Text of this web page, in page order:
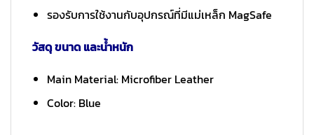
รองรับการใช้งานกับอุปกรณ์ที่มีแม่เหล็ก MagSafe
วัสดุ ขนาด และน้ำหนัก
Main Material: Microfiber Leather
Color: Blue